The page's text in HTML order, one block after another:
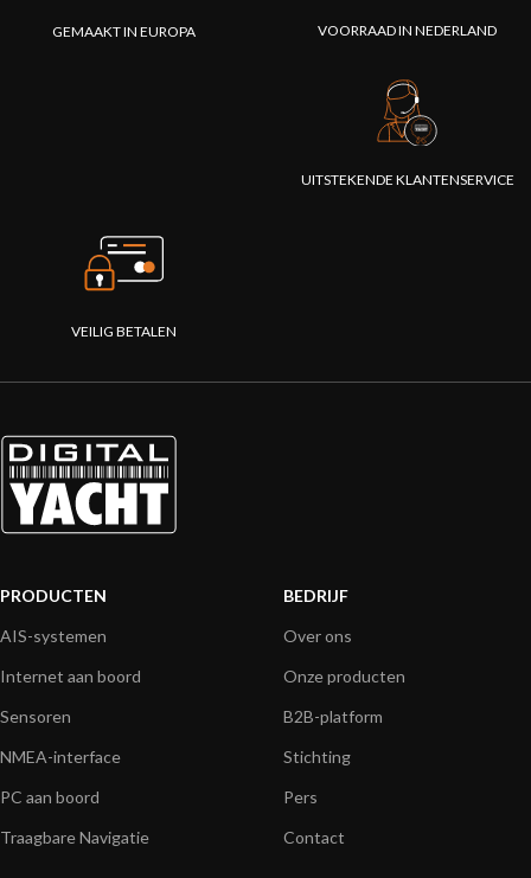
GEMAAKT IN EUROPA VOORRAAD IN NEDERLAND
UITSTEKENDE KLANTENSERVICE
VEILIG BETALEN
PRODUCTEN
AIS-systemen
Internet aan boord
Sensoren
NMEA-interface
PC aan boord
Traagbare Navigatie
BEDRIJF
Over ons
Onze producten
B2B-platform
Stichting
Pers
Contact